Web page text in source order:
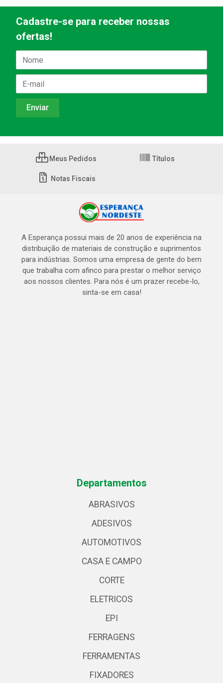
Cadastre-se para receber nossas
ofertas!
Meus Pedidos Títulos
Notas Fiscais
A Esperança possui mais de 20 anos de experiência na
distribuição de materiais de construção e suprimentos
para indústrias. Somos uma empresa de gente do bem
que trabalha com afinco para prestar o melhor serviço
aos nossos clientes. Para nós é um prazer recebe-lo,
sinta-se em casa!
Departamentos
ABRASIVOS
ADESIVOS
AUTOMOTIVOS
CASA E CAMPO
CORTE
ELETRICOS
EPI
FERRAGENS
FERRAMENTAS
FIXADORES